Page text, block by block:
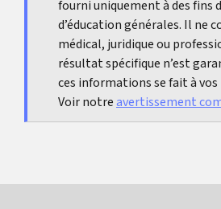
confort restent décisifs.
fourni uniquement à des fins
d’éducation générales. Il ne
médical, juridique ou
résultat spécifique n’est
ces informations se fait à vos
Voir notreavertissement